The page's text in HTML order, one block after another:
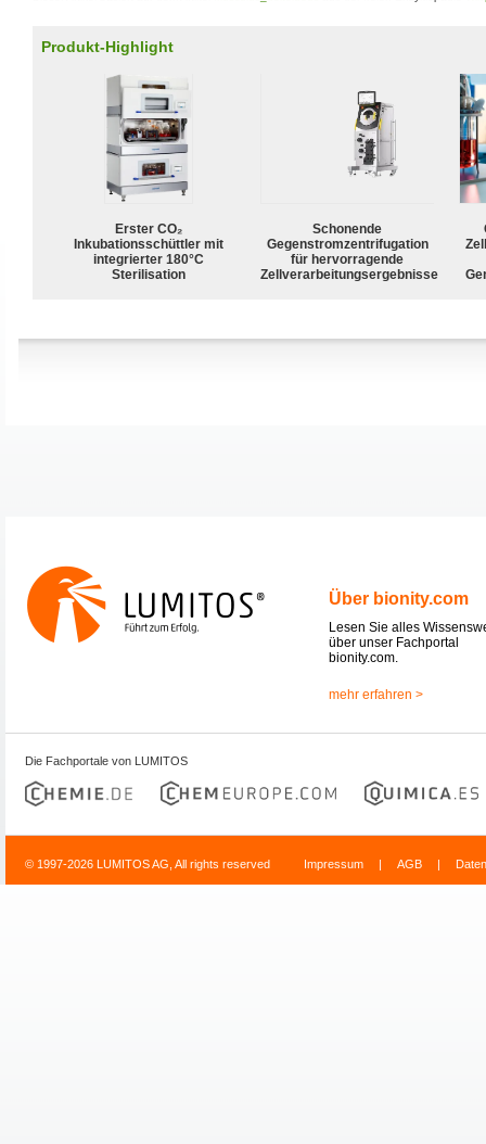
Produkt-Highlight
Erster CO₂
Inkubationsschüttler mit
integrierter 180°C
Sterilisation
Schonende
Gegenstromzentrifugation
für hervorragende
Zellverarbeitungsergebnisse
Über bionity.com
Lesen Sie alles
über unser Fachportal
bionity.com.
mehr erfahren >
Die Fachportale von LUMITOS
© 1997-2026 LUMITOS AG, All rights reserved Impressum | AGB |